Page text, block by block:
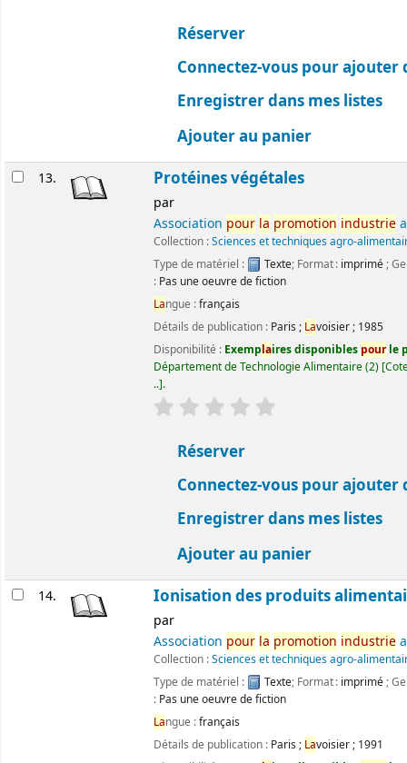
Réserver
Connectez-vous pour ajouter
Enregistrer dans mes listes
Ajouter au panier
13. Protéines végétales
par
Association pour la promotion industrie
Collection :Sciences et techniques agro-
Type de matériel :
Texte; Format : imprimé;
: Pas une oeuvre de fiction
Langue :français
Détails de publication : Paris ; Lavoisier; 1985
Disponibilité : Exemplaires disponibles pourle
Département de Technologie Alimentaire(2)
.. .
évaluation
Réserver
Connectez-vous pour ajouter
Enregistrer dans mes listes
Ajouter au panier
14. Ionisation des produits
par
Association pour la promotion industrie
Collection :Sciences et techniques agro-
Type de matériel :
Texte; Format : imprimé;
: Pas une oeuvre de fiction
Langue :français
Détails de publication : Paris ; Lavoisier; 1991